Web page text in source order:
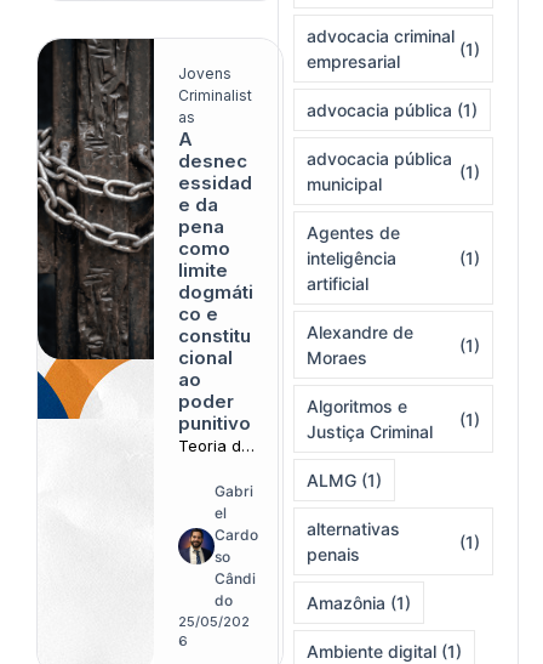
Jovens
Criminalist
as
A
desnec
essidad
e da
pena
como
limite
dogmáti
co e
constitu
cional
ao
poder
punitivo
Teoria de
recoloca
a utilidade
da
punição
no centro
do debate
penal
contempo
Gabri
el
Cardo
so
Cândi
do
25/05/202
6
advocacia criminal
empresarial
(1)
advocacia pública (1)
advocacia pública
municipal
(1)
Agentes de
inteligência
artificial
(1)
Alexandre de
Moraes
(1)
Algoritmos e
Justiça Criminal
(1)
ALMG (1)
alternativas
penais
(1)
Amazônia (1)
Ambiente digital (1)